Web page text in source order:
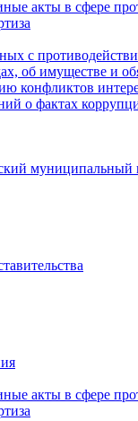
акты в сфере
с
об имуществе и
конфликтов
о фактах
муниципальный
акты в сфере